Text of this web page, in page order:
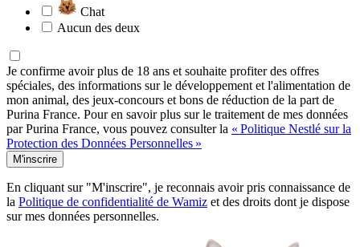
Chat
Aucun des deux
Je confirme avoir plus de 18 ans et souhaite profiter des offres
spéciales, des informations sur le développement et l'alimentation de
mon animal, des jeux-concours et bons de réduction de la part de
Purina France. Pour en savoir plus sur le traitement de mes données
par Purina France, vous pouvez consulter la « Politique Nestlé sur la
Protection des Données Personnelles »
M'inscrire
En cliquant sur "M'inscrire", je reconnais avoir pris connaissance de
la Politique de confidentialité de Wamiz et des droits dont je dispose
sur mes données personnelles.